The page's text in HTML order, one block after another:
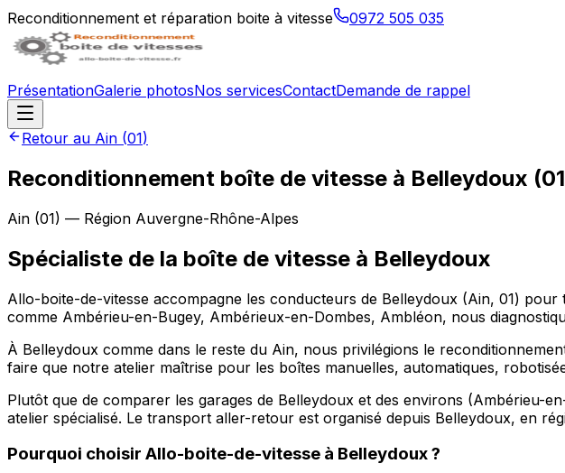
Reconditionnement et réparation boite à vitesse 0972 505 035
PrésentationGalerie photosNos servicesContactDemande de rappel
Retour au Ain (01)
Reconditionnement boîte de vitesse à Belleydoux (
Ain (01) — Région Auvergne-Rhône-Alpes
Spécialiste de la boîte de vitesse à Belleydoux
Allo-boite-de-vitesse accompagne les conducteurs de Belleydoux (Ain, 01)
comme Ambérieu-en-Bugey, Ambérieux-en-Dombes, Ambléon, nous
À Belleydoux comme dans le reste du Ain, nous privilégions le
faire que notre atelier maîtrise pour les boîtes manuelles, automatiques,
Plutôt que de comparer les garages de Belleydoux et des environs (Ambérieu-
atelier spécialisé. Le transport aller-retour est organisé depuis Belleydoux, en
Pourquoi choisir Allo-boite-de-vitesse à Belleydoux?